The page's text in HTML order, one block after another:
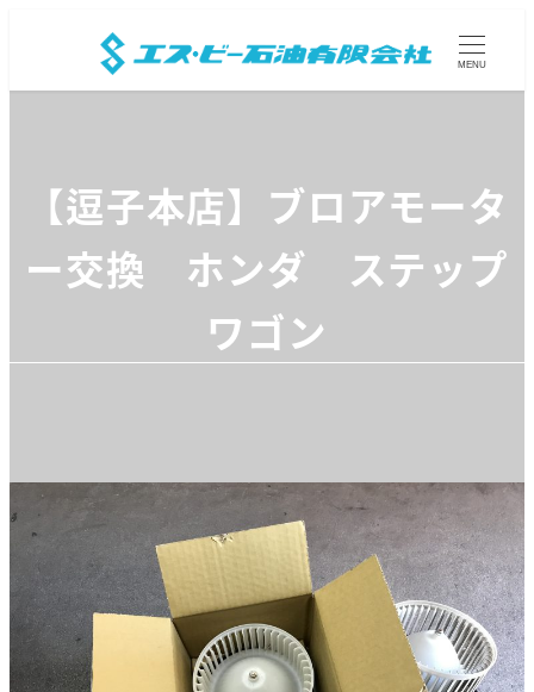
MENU
【逗子本店】ブロアモータ
ー交換 ホンダ ステップ
ワゴン